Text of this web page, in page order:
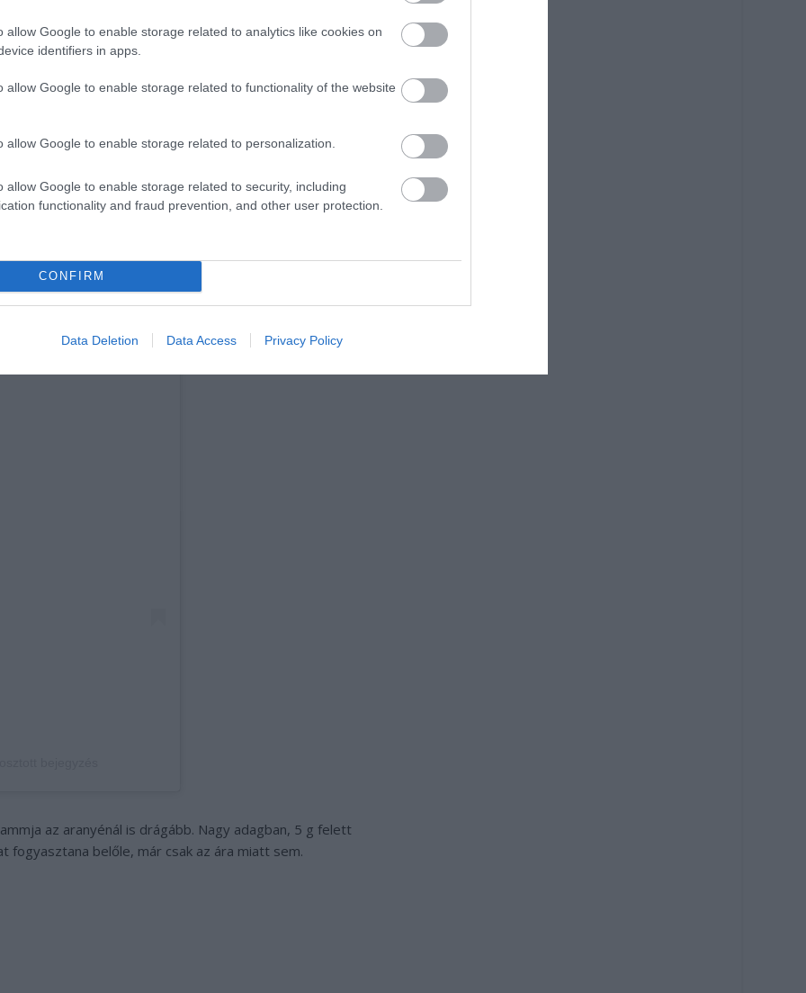
allow Google to enable storage related to analytics like cookies on
identifiers in apps.
allow Google to enable storage related to functionality of the website
allow Google to enable storage related to personalization.
allow Google to enable storage related to security, including
functionality and fraud prevention, and other user protection.
CONFIRM
Data Deletion Data Access Privacy Policy
virágai kb. 5 cm hosszúak, 6 szirmúak, lilásak,
élettani hatású biológiai anyagokat tartalmaznak. Ez adja
A bibék színe sötétvörös, virágonként 3 szál található
A bibék kezdetben felállók, majd visszahajlók,
az aranyénál is drágább. Nagy adagban, 5 g felett
fogyasztana belőle, már csak az ára miatt sem.